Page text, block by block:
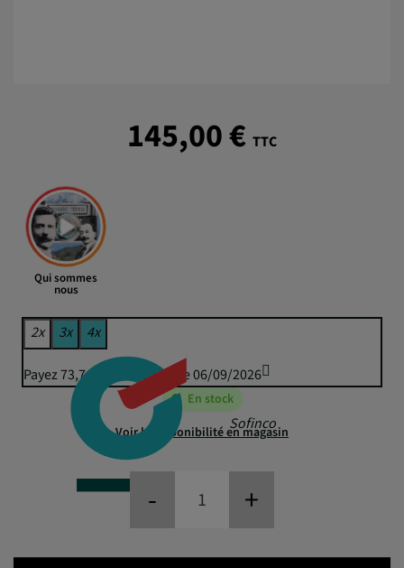
145,00 € TTC
Qui sommes
nous
Sofinco
2x 3x 4x
Payez 73,74 € puis 72,50 € le 06/09/2026
En stock
Voir la disponibilité en magasin
- +